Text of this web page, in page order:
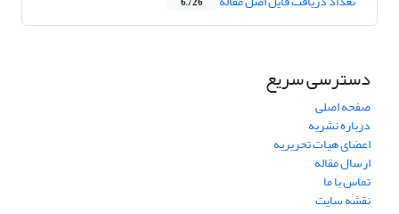
دسترسی سریع
صفحه اصلی
درباره نشریه
اعضای هیات تحریریه
ارسال مقاله
تماس با ما
نقشه سایت